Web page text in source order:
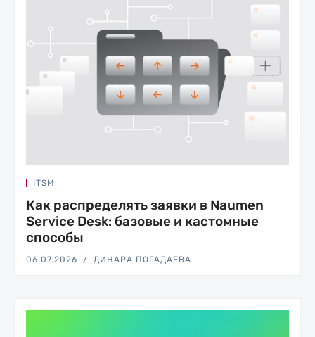
ITSM
Как распределять заявки в Naumen
Service Desk: базовые и кастомные
способы
06.07.2026 ДИНАРА ПОГАДАЕВА